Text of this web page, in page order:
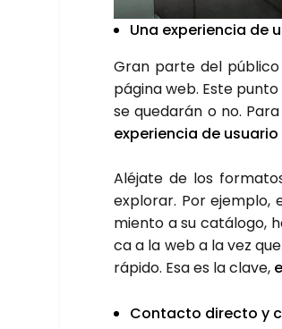
Una expe­rien­cia de
Gran par­te del
pági­na web. Este
se que­da­rán o no.
expe­rien­cia de usua­rio
Alé­ja­te de los
explo­rar. Por ejem­plo,
mien­to a su catá­lo­go,
ca a la web a la vez
rápi­do. Esa es la cla­ve,
Con­tac­to direc­to y